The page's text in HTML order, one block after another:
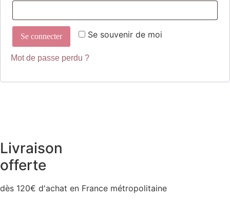
Se souvenir de moi
Se connecter
Mot de passe perdu ?
Livraison
offerte
dès 120€ d'achat en France métropolitaine